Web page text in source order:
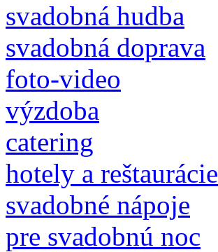
svadobná hudba
svadobná doprava
foto-video
výzdoba
catering
hotely a reštaurácie
svadobné nápoje
pre svadobnú noc